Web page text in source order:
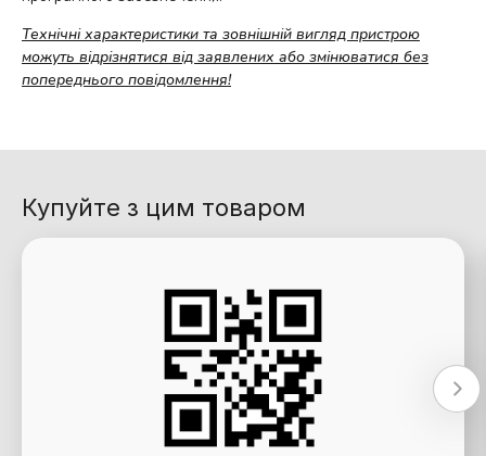
Технічні характеристики та зовнішній вигляд пристрою
можуть відрізнятися від заявлених або змінюватися без
попереднього повідомлення!
Купуйте з цим товаром